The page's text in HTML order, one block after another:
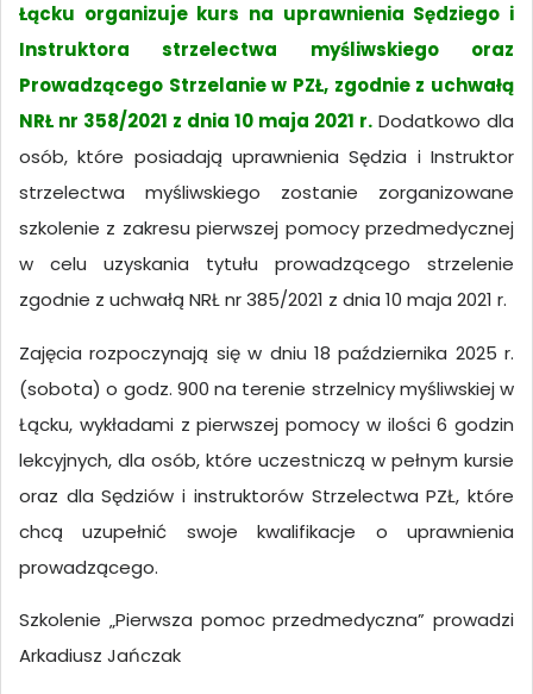
Łącku organizuje kurs na uprawnienia Sędziego i
Instruktora strzelectwa myśliwskiego oraz
Prowadzącego Strzelanie w PZŁ, zgodnie z uchwałą
NRŁ nr 358/2021 z dnia 10 maja 2021 r. Dodatkowo dla
osób, które posiadają uprawnienia Sędzia i Instruktor
strzelectwa myśliwskiego zostanie zorganizowane
szkolenie z zakresu pierwszej pomocy przedmedycznej
w celu uzyskania tytułu prowadzącego strzelenie
zgodnie z uchwałą NRŁ nr 385/2021 z dnia 10 maja 2021 r.
Zajęcia rozpoczynają się w dniu 18 października 2025 r.
(sobota) o godz. 900 na terenie strzelnicy myśliwskiej w
Łącku, wykładami z pierwszej pomocy w ilości 6 godzin
lekcyjnych, dla osób, które uczestniczą w pełnym kursie
oraz dla Sędziów i instruktorów Strzelectwa PZŁ, które
chcą uzupełnić swoje kwalifikacje o uprawnienia
prowadzącego.
Szkolenie „Pierwsza pomoc przedmedyczna” prowadzi
Arkadiusz Jańczak